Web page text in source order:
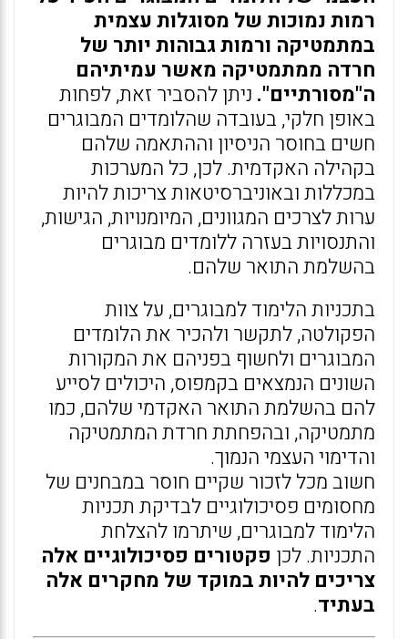
רמות נמוכות של מסוגלות עצמית
במתמטיקה ורמות גבוהות יותר של
חרדה ממתמטיקה מאשר עמיתיהם
ה"מסורתיים". ניתן להסביר זאת, לפחות
באופן חלקי, בעובדה שהלומדים המבוגרים
חשים בחוסר הניסיון וההתאמה שלהם
בקהילה האקדמית. לכן, כל המערכות
במכללות ובאוניברסיטאות צריכות להיות
ערות לצרכים המגוונים, המיומנויות, הגישות,
והתנסויות בעזרה ללומדים מבוגרים
בהשלמת התואר שלהם.
בתכניות הלימוד למבוגרים, על צוות
הפקולטה, לתקשר ולהכיר את הלומדים
המבוגרים ולחשוף בפניהם את המקורות
השונים הנמצאים בקמפוס, היכולים לסייע
להם בהשלמת התואר האקדמי שלהם, כמו
מתמטיקה, ובהפחתת חרדת המתמטיקה
והדימוי העצמי הנמוך.
חשוב מכל לזכור שקיים חוסר במבחנים של
מחסומים פסיכולוגיים לבדיקת תכניות
הלימוד למבוגרים, שיתרמו להצלחת
התכניות. לכן פקטורים פסיכולוגיים אלה
צריכים להיות במוקד של מחקרים אלה
בעתיד.